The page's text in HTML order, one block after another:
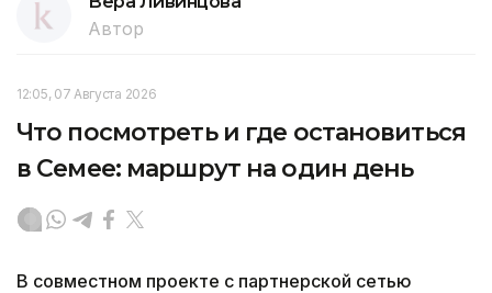
Автор
12:05, 07 Августа 2026
Что посмотреть и где остановиться
в Семее: маршрут на один день
В совместном проекте с партнерской сетью